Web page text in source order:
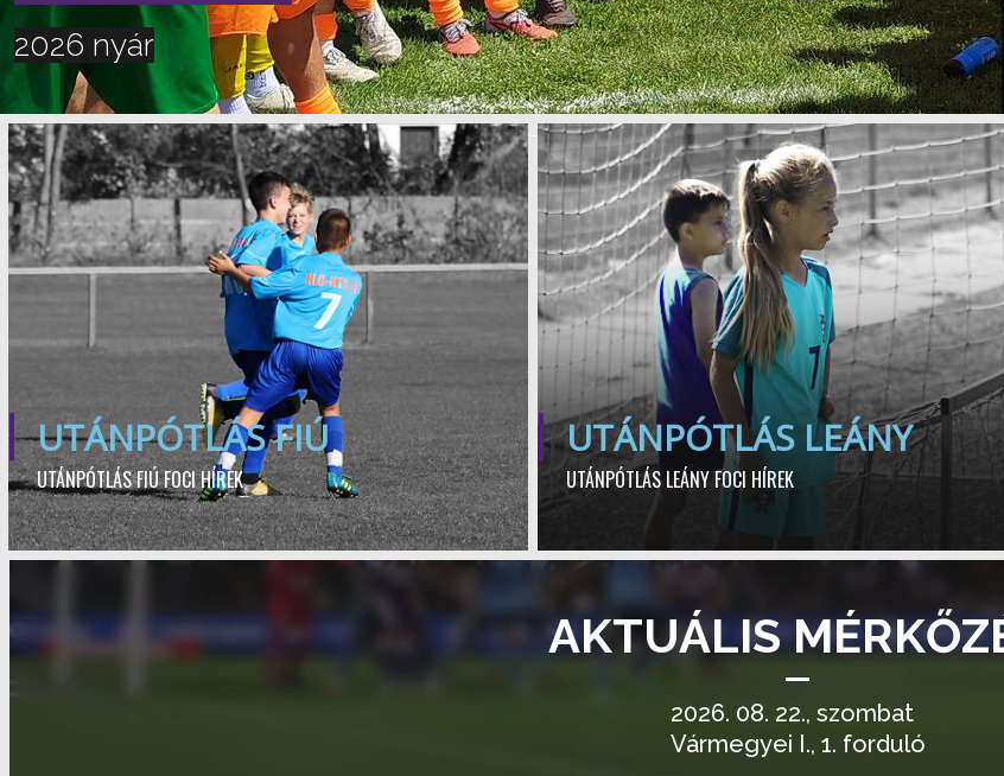
2026 nyár
UTÁNPÓTLÁS FIÚ
UTÁNPÓTLÁS FIÚ FOCI HÍREK
UTÁNPÓTLÁS LEÁNY
UTÁNPÓTLÁS LEÁNY FOCI HÍREK
AKTUÁLIS
2026. 08. 22., szombat
Vármegyei I., 1. forduló